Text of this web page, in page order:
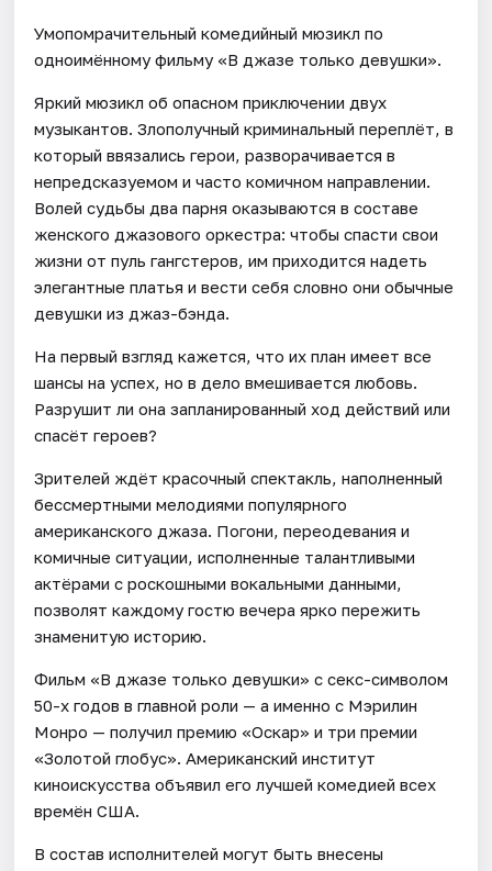
Умопомрачительный комедийный мюзикл по
одноимённому фильму «В джазе только девушки».
Яркий мюзикл об опасном приключении двух
музыкантов. Злополучный криминальный переплёт, в
который ввязались герои, разворачивается в
непредсказуемом и часто комичном направлении.
Волей судьбы два парня оказываются в составе
женского джазового оркестра: чтобы спасти свои
жизни от пуль гангстеров, им приходится надеть
элегантные платья и вести себя словно они обычные
девушки из джаз-бэнда.
На первый взгляд кажется, что их план имеет все
шансы на успех, но в дело вмешивается любовь.
Разрушит ли она запланированный ход действий или
спасёт героев?
Зрителей ждёт красочный спектакль, наполненный
бессмертными мелодиями популярного
американского джаза. Погони, переодевания и
комичные ситуации, исполненные талантливыми
актёрами с роскошными вокальными данными,
позволят каждому гостю вечера ярко пережить
знаменитую историю.
Фильм «В джазе только девушки» с секс-символом
50-х годов в главной роли — а именно с Мэрилин
Монро — получил премию «Оскар» и три премии
«Золотой глобус». Американский институт
киноискусства объявил его лучшей комедией всех
времён США.
В состав исполнителей могут быть внесены